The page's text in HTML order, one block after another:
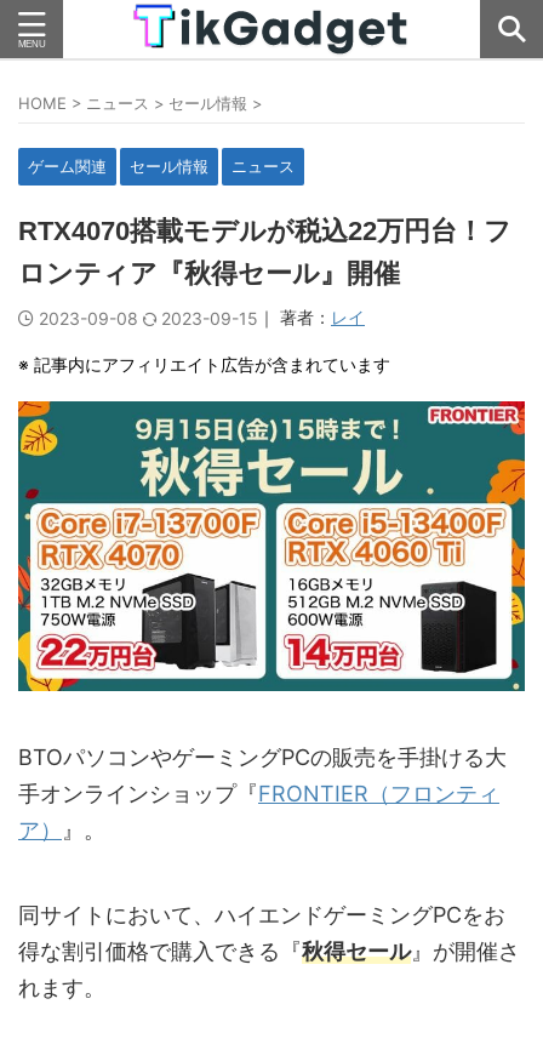
HOME > ニュース > セール情報 >
ゲーム関連 セール情報 ニュース
RTX4070搭載モデルが税込22万円台！フ
ロンティア『秋得セール』開催
2023-09-08 2023-09-15 ｜ 著者： レイ
※ 記事内にアフィリエイト広告が含まれています
BTOパソコンやゲーミングPCの販売を手掛ける大
手オンラインショップ『FRONTIER（フロンティ
ア）
』。
同サイトにおいて、ハイエンドゲーミングPCをお
得な割引価格で購入できる『秋得セール』が開催さ
れます。